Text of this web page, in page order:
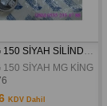
ORJİNAL
MONDİAL CG 150 SİYAH SİLİNDİR PİSTON SEKMAN KOMPLE  ORJİNAL
150 SİYAH MG KİNG
KDV Dahil